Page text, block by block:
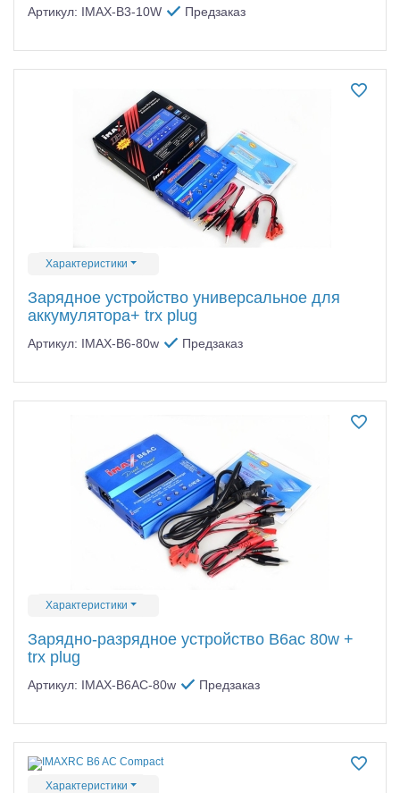
Оптовая продажа запчастей для моделей
Артикул: IMAX-B3-10W Предзаказ
Характеристики
Зарядное устройство универсальное для
аккумулятора+ trx plug
Артикул: IMAX-B6-80w Предзаказ
Характеристики
Зарядно-разрядное устройство B6ac 80w +
trx plug
Артикул: IMAX-B6AC-80w Предзаказ
Характеристики